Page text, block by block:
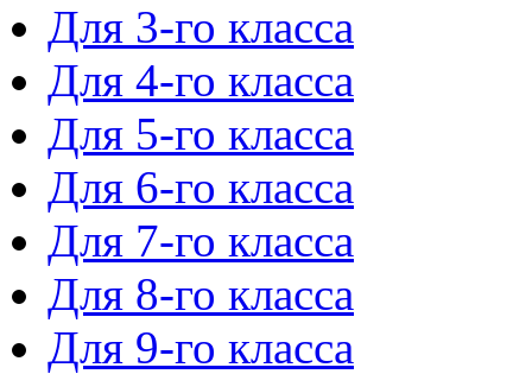
Для 3-го класса
Для 4-го класса
Для 5-го класса
Для 6-го класса
Для 7-го класса
Для 8-го класса
Для 9-го класса